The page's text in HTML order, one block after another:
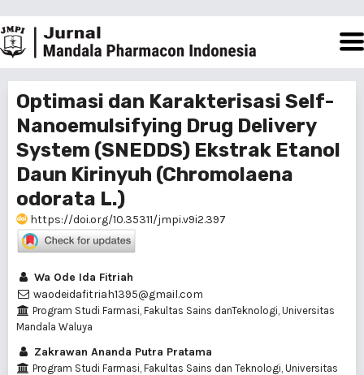
Optimasi dan Karakterisasi Self-
Nanoemulsifying Drug Delivery
System (SNEDDS) Ekstrak Etanol
Daun Kirinyuh (Chromolaena
odorata L.)
https://doi.org/10.35311/jmpi.v9i2.397
Wa Ode Ida Fitriah
waodeidafitriah1395@gmail.com
Program Studi Farmasi, Fakultas Sains danTeknologi, Universitas
Mandala Waluya
Zakrawan Ananda Putra Pratama
Program Studi Farmasi, Fakultas Sains dan Teknologi, Universitas